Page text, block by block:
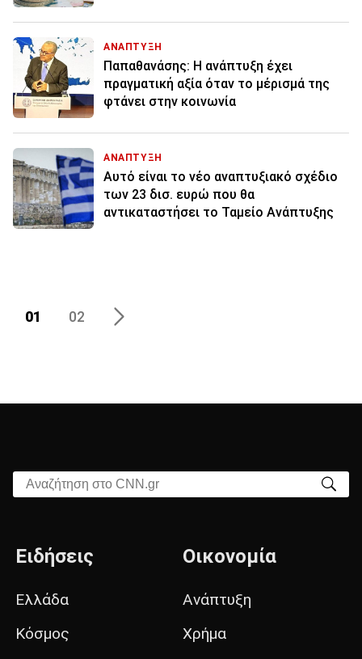
ΑΝΑΠΤΥΞΗ
Παπαθανάσης: Η ανάπτυξη έχει
πραγματική αξία όταν το μέρισμά της
φτάνει στην κοινωνία
ΑΝΑΠΤΥΞΗ
Αυτό είναι το νέο αναπτυξιακό σχέδιο
των 23 δισ. ευρώ που θα
αντικαταστήσει το Ταμείο Ανάπτυξης
01 02
Αναζήτηση στο CNN.gr
Ειδήσεις
Ελλάδα
Κόσμος
Οικονομία
Ανάπτυξη
Χρήμα